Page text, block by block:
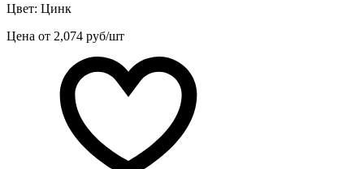
Цвет: Цинк
Цена от 2,074 руб/шт